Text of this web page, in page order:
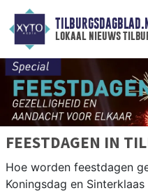
lokaal nieuws
FEESTDAGEN IN
Hoe worden feestdagen
Koningsdag en